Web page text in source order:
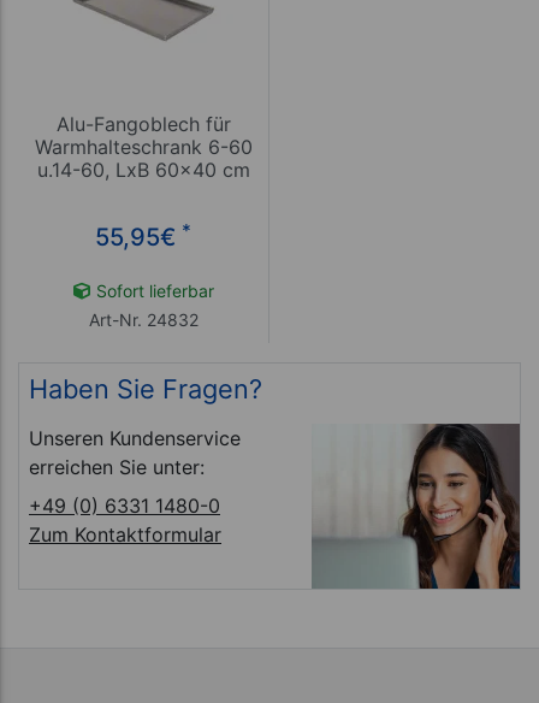
Alu-Fangoblech für
Warmhalteschrank 6-60
u.14-60, LxB 60x40 cm
55,95€ *
Sofort lieferbar
Art-Nr. 24832
Haben Sie Fragen?
Unseren Kundenservice
erreichen Sie unter:
+49 (0) 6331 1480-0
Zum Kontaktformular